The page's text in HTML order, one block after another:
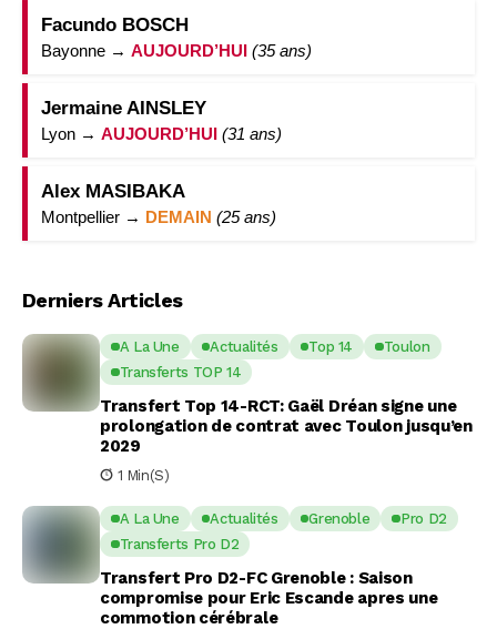
Facundo BOSCH
Bayonne → AUJOURD’HUI (35 ans)
Jermaine AINSLEY
Lyon → AUJOURD’HUI (31 ans)
Alex MASIBAKA
Montpellier → DEMAIN (25 ans)
Derniers Articles
A La Une Actualités Top 14
Toulon
Transferts TOP 14
Transfert Top 14-RCT: Gaël Dréan signe une
prolongation de contrat avec Toulon jusqu’en
2029
1 Min(s)
A La Une Actualités Grenoble
Pro D2
Transferts Pro D2
Transfert Pro D2-FC Grenoble : Saison
compromise pour Eric Escande apres une
commotion cérébrale